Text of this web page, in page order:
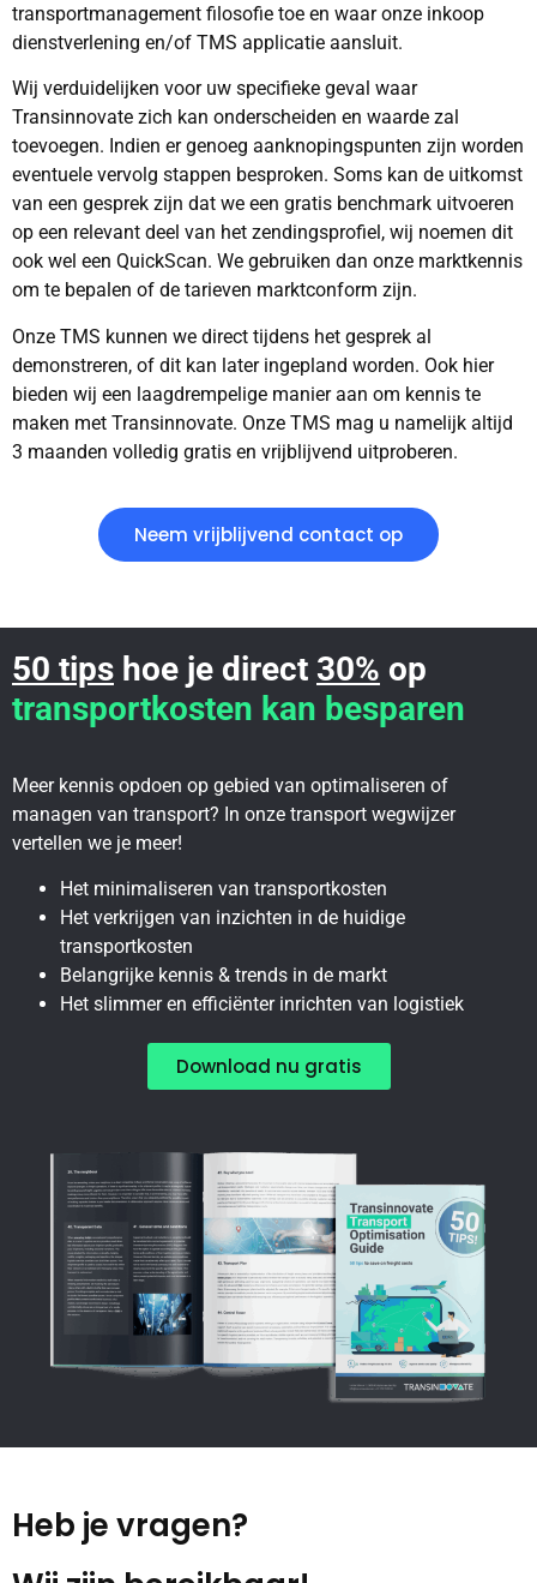
transportmanagement filosofie toe en waar onze inkoop
dienstverlening en/of TMS applicatie aansluit.
Wij verduidelijken voor uw specifieke geval waar
Transinnovate zich kan onderscheiden en waarde zal
toevoegen. Indien er genoeg aanknopingspunten zijn worden
eventuele vervolg stappen besproken. Soms kan de uitkomst
van een gesprek zijn dat we een gratis benchmark uitvoeren
op een relevant deel van het zendingsprofiel, wij noemen dit
ook wel een QuickScan. We gebruiken dan onze marktkennis
om te bepalen of de tarieven marktconform zijn.
Onze TMS kunnen we direct tijdens het gesprek al
demonstreren, of dit kan later ingepland worden. Ook hier
bieden wij een laagdrempelige manier aan om kennis te
maken met Transinnovate. Onze TMS mag u namelijk altijd
3 maanden volledig gratis en vrijblijvend uitproberen.
Neem vrijblijvend contact op
50 tips hoe je direct 30% op
transportkosten kan besparen
Meer kennis opdoen op gebied van optimaliseren of
managen van transport? In onze transport wegwijzer
vertellen we je meer!
Het minimaliseren van transportkosten
Het verkrijgen van inzichten in de huidige
transportkosten
Belangrijke kennis & trends in de markt
Het slimmer en efficiënter inrichten van logistiek
Download nu gratis
Heb je vragen?